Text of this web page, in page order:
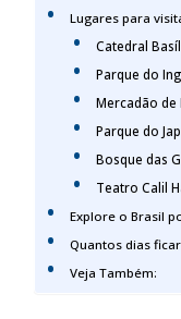
Lugares para
Catedral
Parque do
Mercadão de
Parque do
Bosque das
Teatro Calil
Explore o Brasil
Quantos dias
Veja Também: